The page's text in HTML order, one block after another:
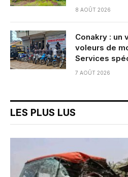
8 AOÛT 2026
Conakry : un
voleurs de
Services
7 AOÛT 2026
LES PLUS LUS